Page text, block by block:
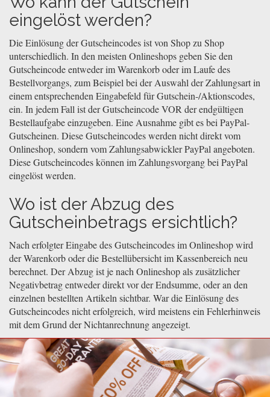
eingelöst werden?
Die Einlösung der Gutscheincodes ist von Shop zu Shop
unterschiedlich. In den meisten Onlineshops geben Sie den
Gutscheincode entweder im Warenkorb oder im Laufe des
Bestellvorgangs, zum Beispiel bei der Auswahl der Zahlungsart in
einem entsprechenden Eingabefeld für Gutschein-/Aktionscodes,
ein. In jedem Fall ist der Gutscheincode VOR der endgültigen
Bestellaufgabe einzugeben. Eine Ausnahme gibt es bei PayPal-
Gutscheinen. Diese Gutscheincodes werden nicht direkt vom
Onlineshop, sondern vom Zahlungsabwickler PayPal angeboten.
Diese Gutscheincodes können im Zahlungsvorgang bei PayPal
eingelöst werden.
Wo ist der Abzug des
Gutscheinbetrags ersichtlich?
Nach erfolgter Eingabe des Gutscheincodes im Onlineshop wird
der Warenkorb oder die Bestellübersicht im Kassenbereich neu
berechnet. Der Abzug ist je nach Onlineshop als zusätzlicher
Negativbetrag entweder direkt vor der Endsumme, oder an den
einzelnen bestellten Artikeln sichtbar. War die Einlösung des
Gutscheincodes nicht erfolgreich, wird meistens ein Fehlerhinweis
mit dem Grund der Nichtanrechnung angezeigt.